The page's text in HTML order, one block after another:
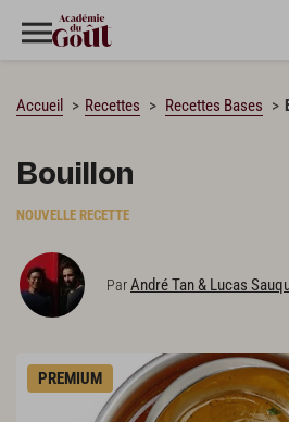
Accueil Recettes Recettes Bases
Bouillon
NOUVELLE RECETTE
ParAndré Tan & Lucas
PREMIUM
CHARGEMENT…